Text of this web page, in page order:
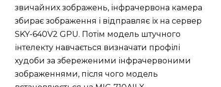
звичайних зображень, інфрачервона камера
збирає зображення і відправляє їх на сервер
SKY-640V2 GPU. Потім модель штучного
інтелекту навчається визначати профілі
худоби за збереженими інфрачервоними
зображеннями, після чого модель